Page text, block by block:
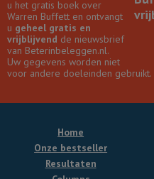
u het gratis boek over
Warren Buffett en ontvangt
u geheel gratis en
vrijblijvend de nieuwsbrief
van Beterinbeleggen.nl.
Uw gegevens worden niet
voor andere doeleinden gebruikt.
Home
Onze bestseller
Resultaten